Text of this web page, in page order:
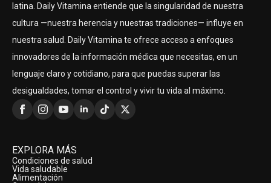
latina. Daily Vitamina entiende que la singularidad de nuestra
cultura —nuestra herencia y nuestras tradiciones— influye en
nuestra salud. Daily Vitamina te ofrece acceso a enfoques
innovadores de la información médica que necesitas, en un
lenguaje claro y cotidiano, para que puedas superar las
desigualdades, tomar el control y vivir tu vida al máximo.
EXPLORA MÁS
Condiciones de salud
Vida saludable
Alimentación